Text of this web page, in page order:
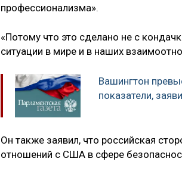
профессионализма».
«Потому что это сделано не с
ситуации в мире и в наших
Вашингтон
показатели,
Он также заявил, что российская
отношений с США в сфере